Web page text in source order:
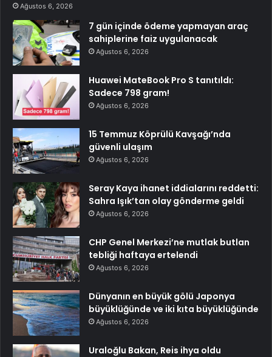
Ağustos 6, 2026
7 gün içinde ödeme yapmayan araç
sahiplerine faiz uygulanacak
Ağustos 6, 2026
Huawei MateBook Pro S tanıtıldı:
Sadece 798 gram!
Ağustos 6, 2026
15 Temmuz Köprülü Kavşağı’nda
güvenli ulaşım
Ağustos 6, 2026
Seray Kaya ihanet iddialarını reddetti:
Sahra Işık’tan olay gönderme geldi
Ağustos 6, 2026
CHP Genel Merkezi’ne mutlak butlan
tebliği haftaya ertelendi
Ağustos 6, 2026
Dünyanın en büyük gölü Japonya
büyüklüğünde ve iki kıta büyüklüğünde
Ağustos 6, 2026
Uraloğlu Bakan, Reis ihya oldu